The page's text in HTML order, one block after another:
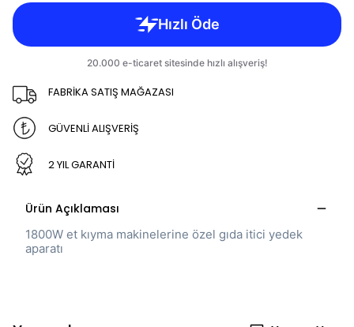
FABRİKA SATIŞ MAĞAZASI
GÜVENLİ ALIŞVERİŞ
2 YIL GARANTİ
Ürün Açıklaması
1800W et kıyma makinelerine özel gıda itici yedek
aparatı